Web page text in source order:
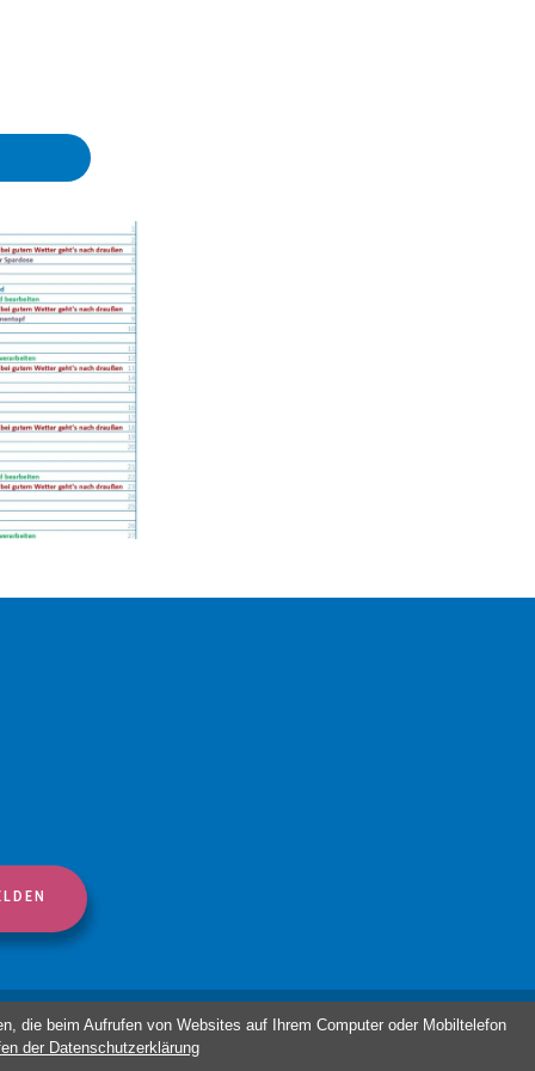
Beschwerdeformular
die beim Aufrufen von Websites auf Ihrem Computer oder Mobiltelefon
der Datenschutzerklärung